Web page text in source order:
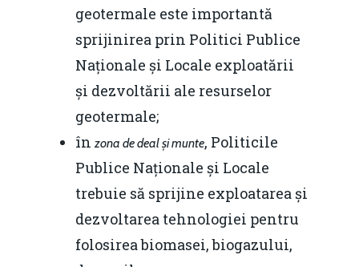
geotermale este importantă
sprijinirea prin Politici Publice
Naționale și Locale exploatării
și dezvoltării ale resurselor
geotermale;
înzona de deal și munte, Politicile
Publice Naționale și Locale
trebuie să sprijine exploatarea și
dezvoltarea tehnologiei pentru
folosirea biomasei, biogazului,
Soluții de
IMM
Rolul băncilor în
Redresare vs.
Fiscalitate pentru o
Durabilă
Martie 2016
Agribusiness
Video Forum Marea
Piața gazelor naturale:
predictibilitate,
Contact
Daniel Apostol